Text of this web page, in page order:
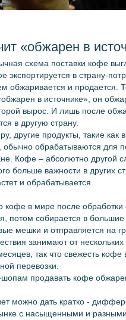
«обжарен в
схема поставки кофе
экспортируется в страну-
обжаривается и продается.
в источнике», он
вырос. И лишь после
в другую страну.
другие продукты, такие как
обычно обрабатываются для
Кофе – абсолютно другой
больше важности в других
и обрабатывается.
кофе в мире после обработки
потом собирается в
мешки и отправляется на
занимают от
так что свежесть
перевозки.
продавать кофе
можно дать кратко -
с насыщенными и